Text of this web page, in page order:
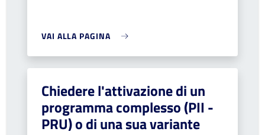
VAI ALLA PAGINA
Chiedere l'attivazione di un
programma complesso (PII -
PRU) o di una sua variante